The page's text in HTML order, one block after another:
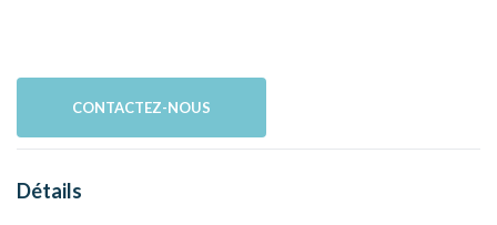
CONTACTEZ-NOUS
Détails